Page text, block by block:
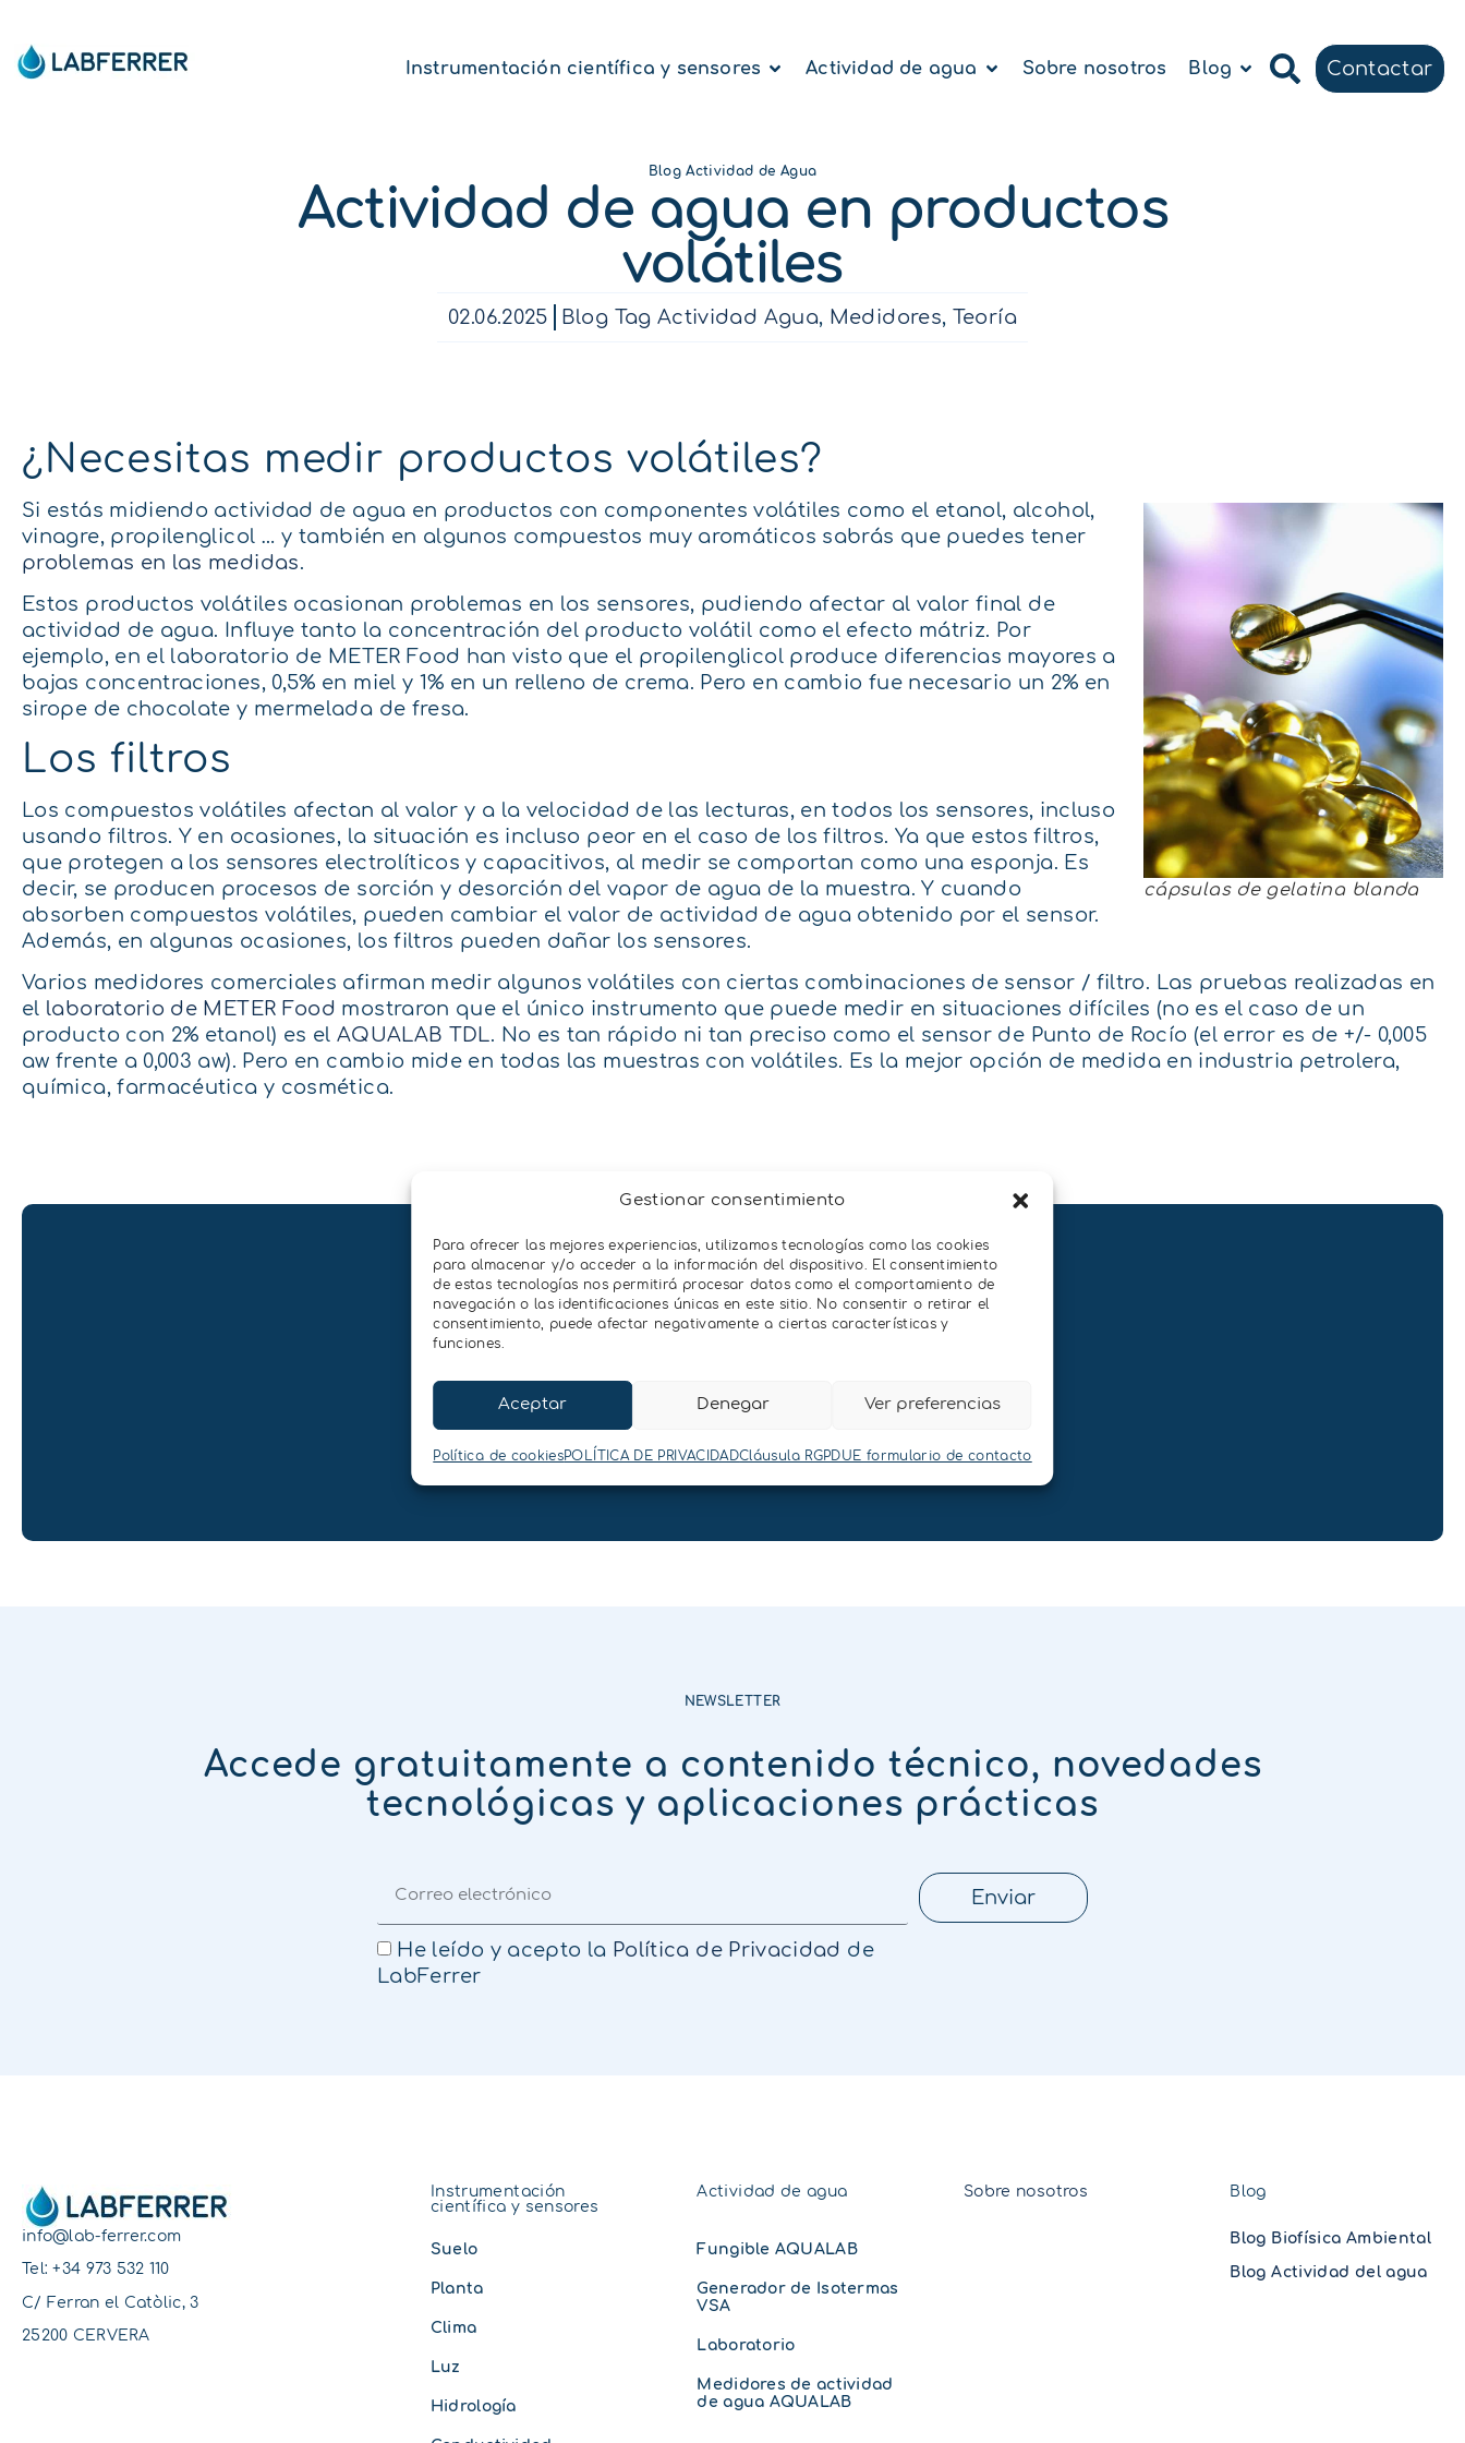
Gestionar consentimiento
Para ofrecer las mejores experiencias, utilizamos tecnologías como las cookies
para almacenar y/o acceder a la información del dispositivo. El consentimiento
de estas tecnologías nos permitirá procesar datos como el comportamiento de
navegación o las identificaciones únicas en este sitio. No consentir o retirar el
consentimiento, puede afectar negativamente a ciertas características y
funciones.
Aceptar Denegar Ver preferencias
Política de cookiesPOLÍTICA DE PRIVACIDADCláusula RGPDUE formulario de contacto
Instrumentación científica y sensores Actividad de agua Sobre nosotros Blog Contactar
Blog Actividad de Agua
Actividad de agua en productos
volátiles
02.06.2025 Blog Tag Actividad Agua, Medidores, Teoría
¿Necesitas medir productos volátiles?
cápsulas de gelatina blanda
Si estás midiendo actividad de agua en productos con componentes volátiles como el etanol, alcohol,
vinagre, propilenglicol … y también en algunos compuestos muy aromáticos sabrás que puedes tener
problemas en las medidas.
Estos productos volátiles ocasionan problemas en los sensores, pudiendo afectar al valor final de
actividad de agua. Influye tanto la concentración del producto volátil como el efecto mátriz. Por
ejemplo, en el laboratorio de METER Food han visto que el propilenglicol produce diferencias mayores a
bajas concentraciones, 0,5% en miel y 1% en un relleno de crema. Pero en cambio fue necesario un 2% en
sirope de chocolate y mermelada de fresa.
Los filtros
Los compuestos volátiles afectan al valor y a la velocidad de las lecturas, en todos los sensores, incluso
usando filtros. Y en ocasiones, la situación es incluso peor en el caso de los filtros. Ya que estos filtros,
que protegen a los sensores electrolíticos y capacitivos, al medir se comportan como una esponja. Es
decir, se producen procesos de sorción y desorción del vapor de agua de la muestra. Y cuando
absorben compuestos volátiles, pueden cambiar el valor de actividad de agua obtenido por el sensor.
Además, en algunas ocasiones, los filtros pueden dañar los sensores.
Varios medidores comerciales afirman medir algunos volátiles con ciertas combinaciones de sensor / filtro. Las pruebas realizadas en
el laboratorio de METER Food mostraron que el único instrumento que puede medir en situaciones difíciles (no es el caso de un
producto con 2% etanol) es el AQUALAB TDL. No es tan rápido ni tan preciso como el sensor de Punto de Rocío (el error es de +/- 0,005
aw frente a 0,003 aw). Pero en cambio mide en todas las muestras con volátiles. Es la mejor opción de medida en industria petrolera,
química, farmacéutica y cosmética.
Contacta con nosotros
Contactar
NEWSLETTER
Accede gratuitamente a contenido técnico, novedades
tecnológicas y aplicaciones prácticas
He leído y acepto la Política de Privacidad de
LabFerrer
Enviar
info@lab-ferrer.com
Tel:+34 973 532 110
C/ Ferran el Catòlic, 3
25200 CERVERA
Instrumentación
científica y sensores
Suelo
Planta
Clima
Luz
Hidrología
Actividad de agua
Fungible AQUALAB
Generador de Isotermas
VSA
Laboratorio
Medidores de actividad
de agua AQUALAB
Sobre nosotros Blog
Blog Biofísica Ambiental
Blog Actividad del agua